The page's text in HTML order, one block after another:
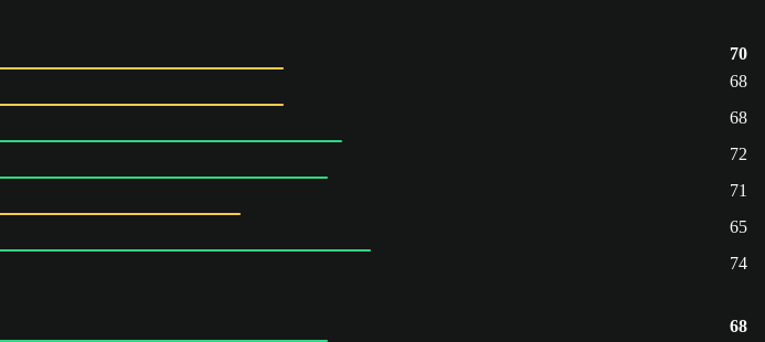
70
68
68
72
71
65
74
68